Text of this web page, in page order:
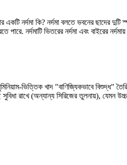
একটি নর্দমা কি? নর্দমা বলতে ভবনের ছাদের
পারে. নর্দমাটি ভিতরের নর্দমা এবং বাইরের
ভিত্তিক খাদ "বাণিজ্যিকভাবে বিশুদ্ধ"
রাখে (অন্যান্য সিরিজের তুলনায়), যেমন উচ্চ